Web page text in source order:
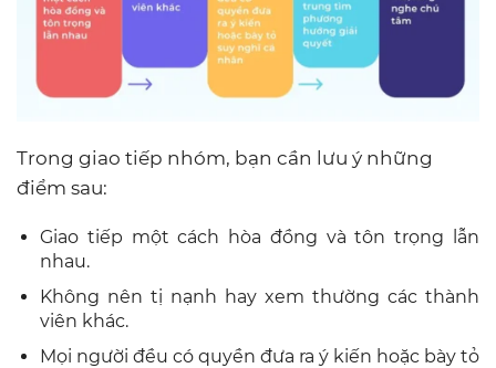
Trong giao tiếp nhóm, bạn cần lưu ý những
điểm sau:
Giao tiếp một cách hòa đồng và tôn trọng lẫn
nhau.
Không nên tị nạnh hay xem thường các thành
viên khác.
Mọi người đều có quyền đưa ra ý kiến hoặc bày tỏ